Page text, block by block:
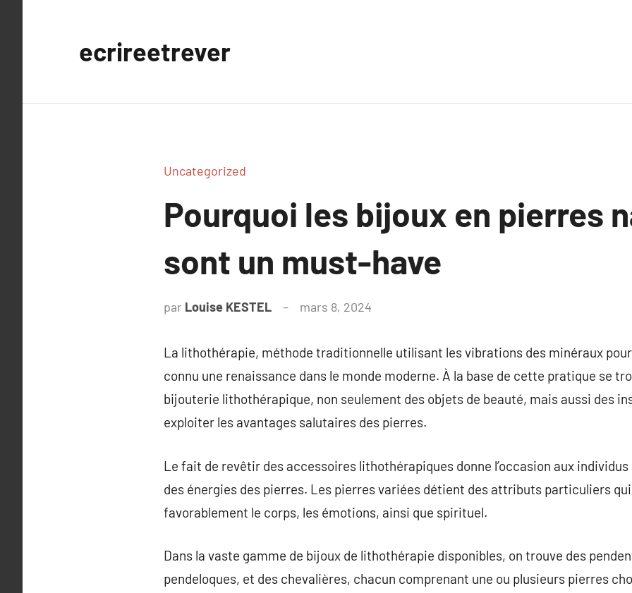
ecrireetrever
Uncategorized
Pourquoi les bijoux en pierres
sont un must-have
par Louise KESTEL mars 8, 2024
La lithothérapie, méthode traditionnelle utilisant les vibrations des minéraux
connu une renaissance dans le monde moderne. À la base de cette pratique se
bijouterie lithothérapique, non seulement des objets de beauté, mais aussi des
exploiter les avantages salutaires des pierres.
Le fait de revêtir des accessoires lithothérapiques donne l’occasion aux
des énergies des pierres. Les pierres variées détient des attributs particuliers
favorablement le corps, les émotions, ainsi que spirituel.
Dans la vaste gamme de bijoux de lithothérapie disponibles, on trouve des
pendeloques, et des chevalières, chacun comprenant une ou plusieurs pierres